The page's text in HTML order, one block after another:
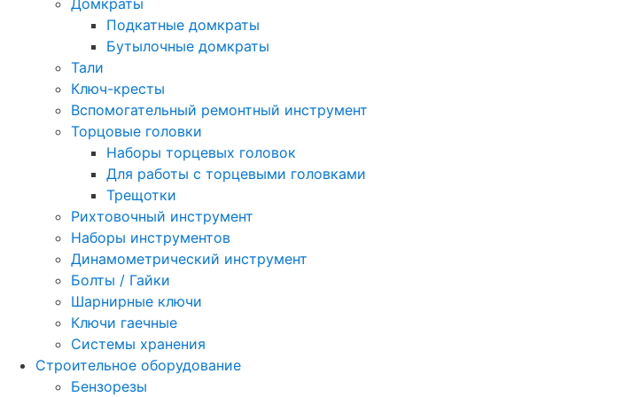
Домкраты
Подкатные домкраты
Бутылочные домкраты
Тали
Ключ-кресты
Вспомогательный ремонтный инструмент
Торцовые головки
Наборы торцевых головок
Для работы с торцевыми головками
Трещотки
Рихтовочный инструмент
Наборы инструментов
Динамометрический инструмент
Болты / Гайки
Шарнирные ключи
Ключи гаечные
Системы хранения
Строительное оборудование
Бензорезы